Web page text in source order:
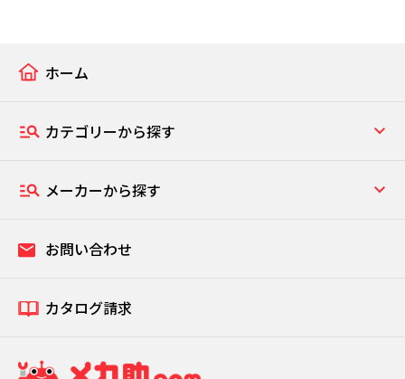
ホーム
カテゴリーから探す
メーカーから探す
お問い合わせ
カタログ請求